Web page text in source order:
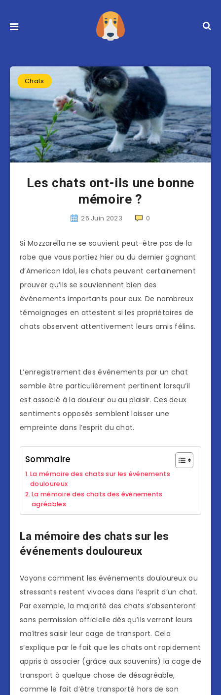
Chats
Les chats ont-ils une bonne
mémoire ?
26 Juin 2023 0
Si Mozzarella ne se souvient peut-être pas de la
robe que vous portiez hier ou du dernier gagnant
d’American Idol, les chats peuvent certainement
prouver qu’ils se souviennent bien des
événements importants pour eux. De nombreux
témoignages en attestent si les propriétaires de
chats observent attentivement leurs amis félins.
L’enregistrement des événements par un chat
semble être particulièrement pertinent lorsqu’il
est associé à la douleur ou au plaisir. Ces deux
sentiments opposés semblent laisser une
empreinte dans l’esprit du chat.
Sommaire
La mémoire des chats sur les événements
douloureux
La mémoire des chats des événements
agréables
La mémoire des chats sur les
événements douloureux
Voyons comment les événements douloureux ou
stressants restent vivaces dans l’esprit d’un chat.
Par exemple, la majorité des chats s’absenteront
sans permission officielle dès qu’ils verront leurs
maîtres saisir leur cage de transport. Cela
s’explique par le fait que les chats ont rapidement
appris à associer (grâce aux souvenirs) la cage de
transport à quelque chose de désagréable,
comme le fait d’être transporté hors de son